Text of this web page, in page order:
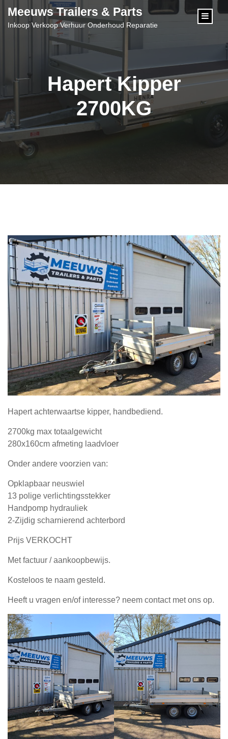
Meeuws Trailers & Parts
Inkoop Verkoop Verhuur Onderhoud Reparatie
Hapert Kipper
2700KG
Hapert achterwaartse kipper, handbediend.
2700kg max totaalgewicht
280x160cm afmeting laadvloer
Onder andere voorzien van:
Opklapbaar neuswiel
13 polige verlichtingsstekker
Handpomp hydrauliek
2-Zijdig scharnierend achterbord
Prijs VERKOCHT
Met factuur / aankoopbewijs.
Kosteloos te naam gesteld.
Heeft u vragen en/of interesse? neem contact met ons op.